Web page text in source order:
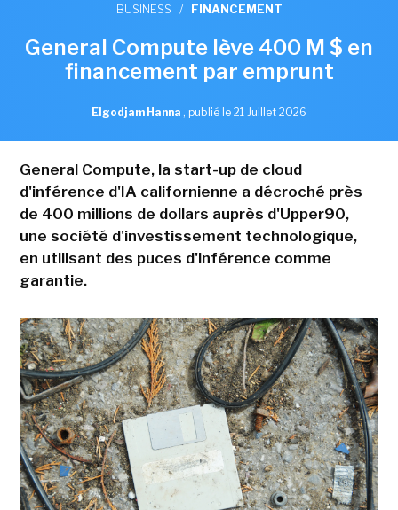
BUSINESS / FINANCEMENT
General Compute lève 400 M $ en
financement par emprunt
Elgodjam Hanna , publié le 21 Juillet 2026
General Compute, la start-up de cloud
d'inférence d'IA californienne a décroché près
de 400 millions de dollars auprès d'Upper90,
une société d'investissement technologique,
en utilisant des puces d'inférence comme
garantie.